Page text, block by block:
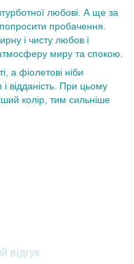
любові. А ще за
пробачення.
і чисту любов і
миру та спокою.
а фіолетові ніби
відданість. При цьому
колір, тим сильніше
відгук